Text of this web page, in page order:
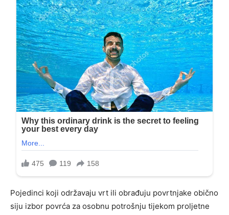
Pojedinci koji održavaju vrt ili obrađuju povrtnjake obično
siju izbor povrća za osobnu potrošnju tijekom proljetne